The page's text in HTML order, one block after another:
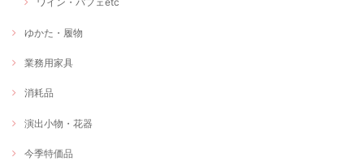
ゆかた・履物
業務用家具
消耗品
演出小物・花器
今季特価品